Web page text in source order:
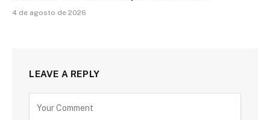
4 de agosto de 2026
LEAVE A REPLY